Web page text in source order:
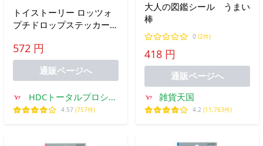
トイストーリー ロッツォ
プチドロップステッカー
トーリー3 くま ぬいぐる
み プチドロ 正規品 307030
572 円
通販ページへ
HDCトータルプロショ
ップ ヤフー店
4.57 (757件)
大人の図鑑シール うまい
棒
0 (2件)
418 円
通販ページへ
雑貨天国
4.2 (11,763件)